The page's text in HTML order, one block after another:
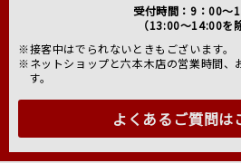
受付時間：9：00～
（13:00～14:00を
※接客中はでられないときもございます。
※ネットショップと六本木店の営業時間、
す。
よくあるご質問は